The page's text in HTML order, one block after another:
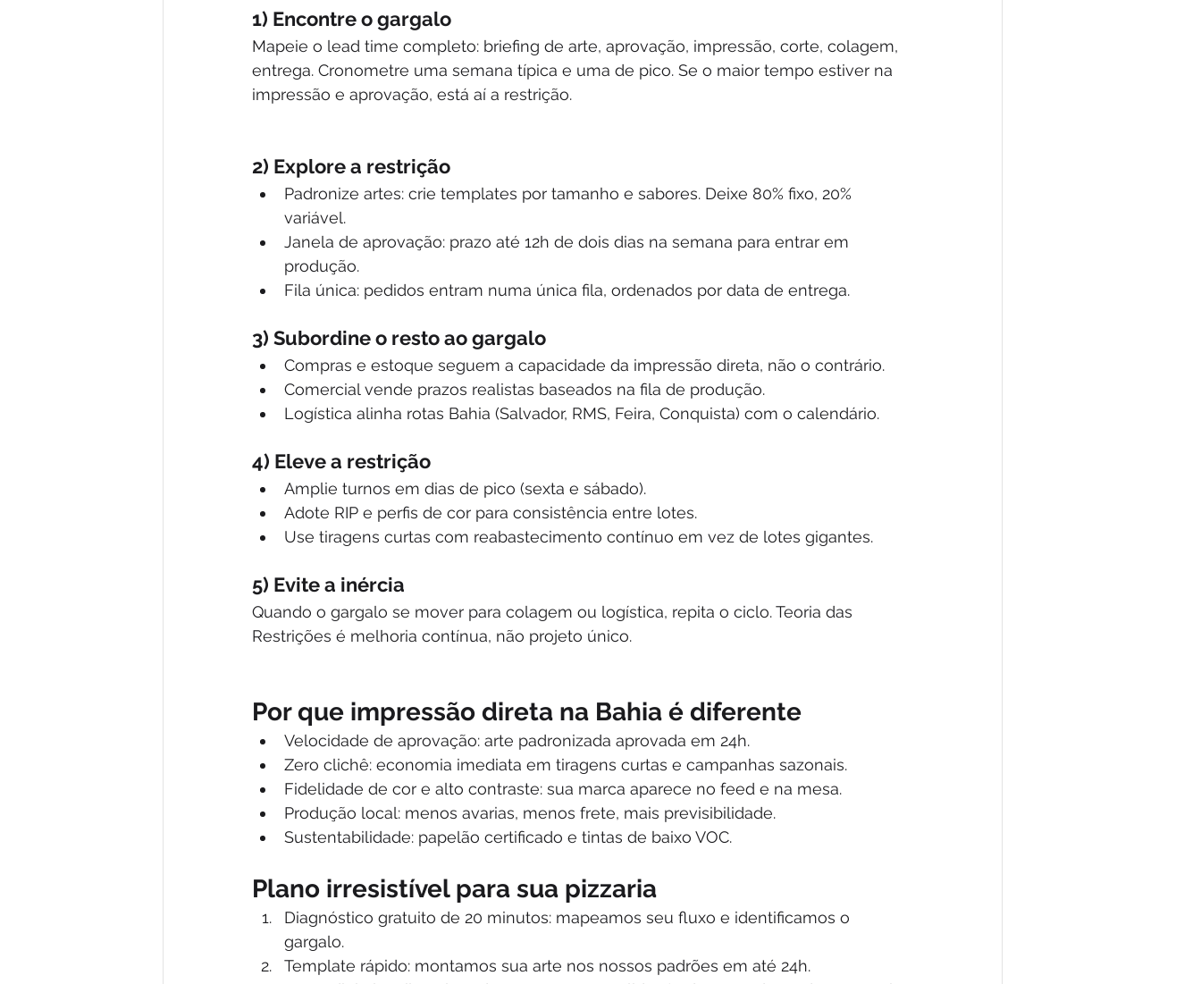
1) Encontre o gargalo
Mapeie o lead time completo: briefing de arte, aprovação, impressão, corte, colagem,
entrega. Cronometre uma semana típica e uma de pico. Se o maior tempo estiver na
impressão e aprovação, está aí a restrição.
2) Explore a restrição
Padronize artes: crie templates por tamanho e sabores. Deixe 80% fixo, 20%
variável.
Janela de aprovação: prazo até 12h de dois dias na semana para entrar em
produção.
Fila única: pedidos entram numa única fila, ordenados por data de entrega.
3) Subordine o resto ao gargalo
Compras e estoque seguem a capacidade da impressão direta, não o contrário.
Comercial vende prazos realistas baseados na fila de produção.
Logística alinha rotas Bahia (Salvador, RMS, Feira, Conquista) com o calendário.
4) Eleve a restrição
Amplie turnos em dias de pico (sexta e sábado).
Adote RIP e perfis de cor para consistência entre lotes.
Use tiragens curtas com reabastecimento contínuo em vez de lotes gigantes.
5) Evite a inércia
Quando o gargalo se mover para colagem ou logística, repita o ciclo. Teoria das
Restrições é melhoria contínua, não projeto único.
Por que impressão direta na Bahia é diferente
Velocidade de aprovação: arte padronizada aprovada em 24h.
Zero clichê: economia imediata em tiragens curtas e campanhas sazonais.
Fidelidade de cor e alto contraste: sua marca aparece no feed e na mesa.
Produção local: menos avarias, menos frete, mais previsibilidade.
Sustentabilidade: papelão certificado e tintas de baixo VOC.
Plano irresistível para sua pizzaria
Diagnóstico gratuito de 20 minutos: mapeamos seu fluxo e identificamos o
gargalo.
Template rápido: montamos sua arte nos nossos padrões em até 24h.